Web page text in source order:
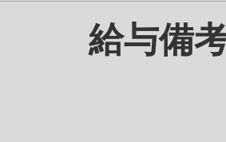
給与備